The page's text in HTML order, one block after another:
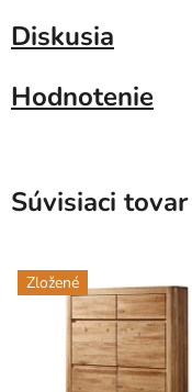
Diskusia
Hodnotenie
Súvisiaci tovar
Zložené